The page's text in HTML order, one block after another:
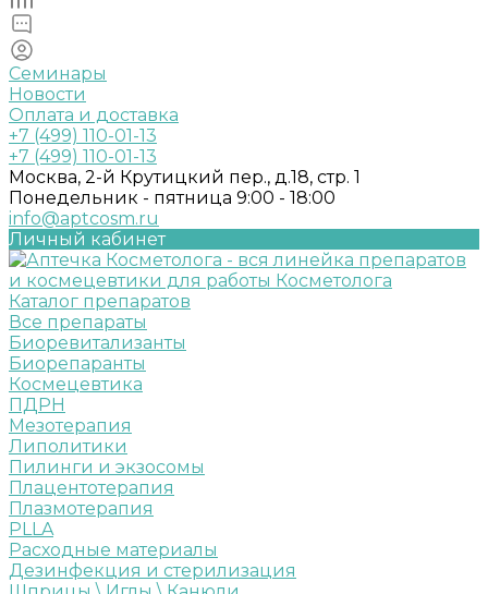
Семинары
Новости
Оплата и доставка
+7 (499) 110-01-13
+7 (499) 110-01-13
Москва, 2-й Крутицкий пер., д.18, стр. 1
Понедельник - пятница 9:00 - 18:00
info@aptcosm.ru
Личный кабинет
Каталог препаратов
Все препараты
Биоревитализанты
Биорепаранты
Космецевтика
ПДРН
Мезотерапия
Липолитики
Пилинги и экзосомы
Плацентотерапия
Плазмотерапия
PLLA
Расходные материалы
Дезинфекция и стерилизация